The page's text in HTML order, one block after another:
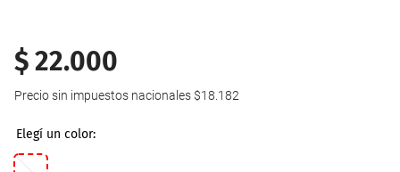
$22.000
Precio sin impuestos nacionales $18.182